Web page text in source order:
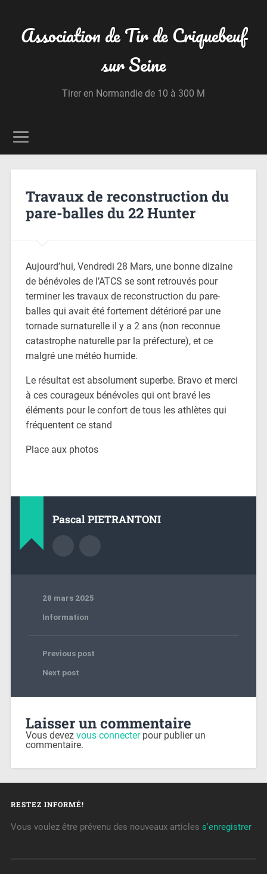
Association de Tir de Criquebeuf
sur Seine
Tirer en Normandie de 10 à 300 M
Travaux de reconstruction du
pare-balles du 22 Hunter
Aujourd’hui, Vendredi 28 Mars, une bonne dizaine
de bénévoles de l’ATCS se sont retrouvés pour
terminer les travaux de reconstruction du pare-
balles qui avait été fortement détérioré par une
tornade surnaturelle il y a 2 ans (non reconnue
catastrophe naturelle par la préfecture), et ce
malgré une météo humide.
Le résultat est absolument superbe. Bravo et merci
à ces courageux bénévoles qui ont bravé les
éléments pour le confort de tous les athlètes qui
fréquentent ce stand
Place aux photos
Pascal PIETRANTONI
28 mars 2025
Information
Previous post
Next post
Laisser un commentaire
Vous devez vous connecterpour publier un
commentaire.
RESTEZ INFORMÉ!
Vous voulez être prévenu des nouveaux articles s'enregistrer